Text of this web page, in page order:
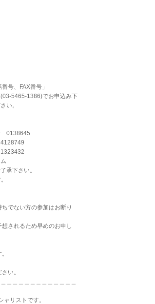
号、FAX番号」
5465-1386)でお申込み下
い。
0138645
承下さい。
でない方の参加はお断り
されるため早めのお申し
い。
リストです。